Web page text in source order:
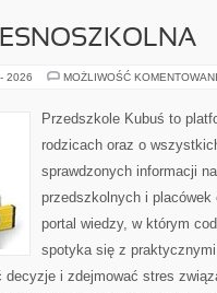
2026 MOŻLIWOŚĆ
Przedszkole Kubuś to
rodzicach oraz o
sprawdzonych informacji
przedszkolnych i placówek
portal wiedzy, w którym
spotyka się z
decyzje i zdejmować stres